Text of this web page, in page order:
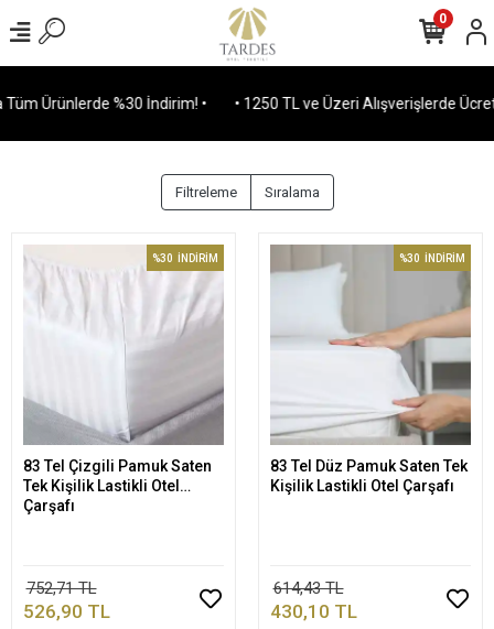
Ürünlerde %30 İndirim! • • 1250 TL ve Üzeri Alışverişlerde
0
Filtreleme Sıralama
%30 İNDİRİM
Sepete Ekle
83 Tel Çizgili Pamuk Saten
Tek Kişilik Lastikli Otel
Çarşafı
752,71 TL
526,90 TL
%30 İNDİRİM
Sepete Ekle
83 Tel Düz Pamuk Saten Tek
Kişilik Lastikli Otel Çarşafı
614,43 TL
430,10 TL